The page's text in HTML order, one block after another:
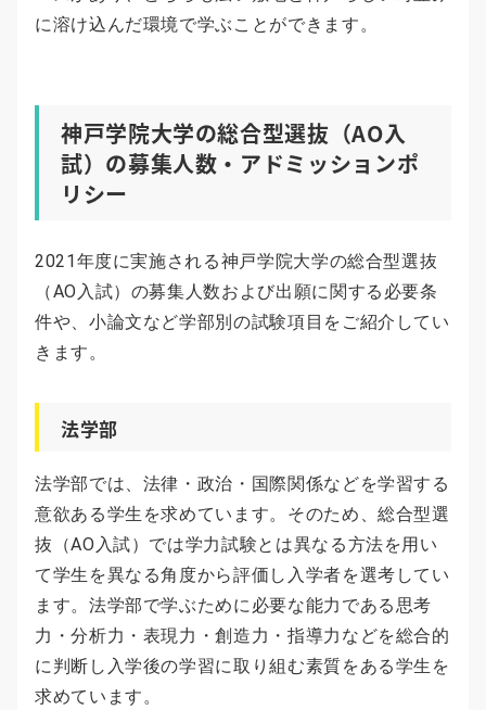
に溶け込んだ環境で学ぶことができます。
神戸学院大学の総合型選抜（AO入
試）の募集人数・アドミッションポ
リシー
2021年度に実施される神戸学院大学の総合型選抜
（AO入試）の募集人数および出願に関する必要条
件や、小論文など学部別の試験項目をご紹介してい
きます。
法学部
法学部では、法律・政治・国際関係などを学習する
意欲ある学生を求めています。そのため、総合型選
抜（AO入試）では学力試験とは異なる方法を用い
て学生を異なる角度から評価し入学者を選考してい
ます。法学部で学ぶために必要な能力である思考
力・分析力・表現力・創造力・指導力などを総合的
に判断し入学後の学習に取り組む素質をある学生を
求めています。